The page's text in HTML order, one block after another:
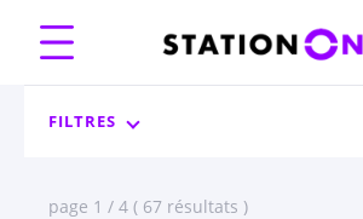
FILTRES
page 1 / 4 ( 67 résultats )